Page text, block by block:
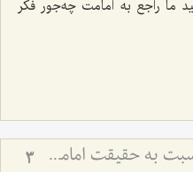
ما راجع به امامت چه‌جور فکر
نقد دیدگاه ظاهری مردم نسبت به حقیقت امامت و ولایت 3